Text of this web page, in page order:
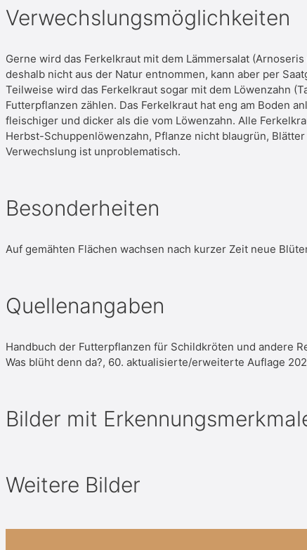
Verwechslungsmöglichkeiten
Gerne wird das Ferkelkraut mit dem Lämmersalat
deshalb nicht aus der Natur entnommen, kann aber per
Teilweise wird das Ferkelkraut sogar mit dem Löwenzahn
Futterpflanzen zählen. Das Ferkelkraut hat eng am Boden
fleischiger und dicker als die vom Löwenzahn. Alle
Herbst-Schuppenlöwenzahn, Pflanze nicht blaugrün,
Verwechslung ist unproblematisch.
Besonderheiten
Auf gemähten Flächen wachsen nach kurzer Zeit neue
Quellenangaben
Handbuch der Futterpflanzen für Schildkröten und andere
Was blüht denn da?, 60. aktualisierte/erweiterte Auflage
Bilder mit
Weitere Bilder